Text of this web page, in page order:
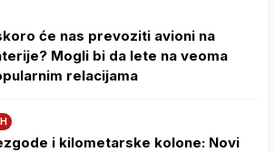
će nas prevoziti avioni na
Mogli bi da lete na veoma
relacijama
i kilometarske kolone: Novi